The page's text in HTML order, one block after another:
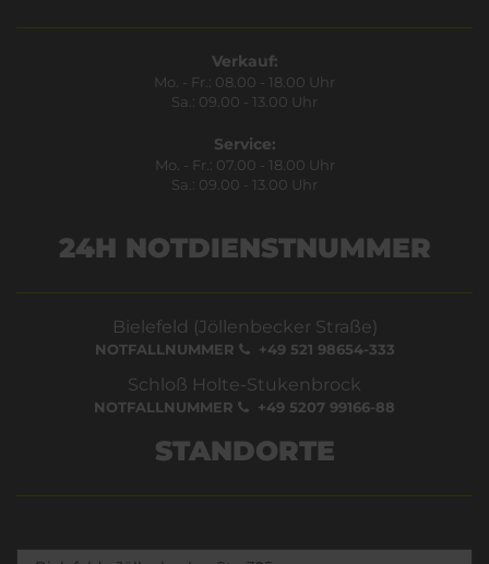
Verkauf:
Mo. - Fr.: 08.00 - 18.00 Uhr
Sa.: 09.00 - 13.00 Uhr
Service:
Mo. - Fr.: 07.00 - 18.00 Uhr
Sa.: 09.00 - 13.00 Uhr
24H NOTDIENSTNUMMER
Bielefeld (Jöllenbecker Straße)
NOTFALLNUMMER +49 521 98654-333
Schloß Holte-Stukenbrock
NOTFALLNUMMER +49 5207 99166-88
STANDORTE